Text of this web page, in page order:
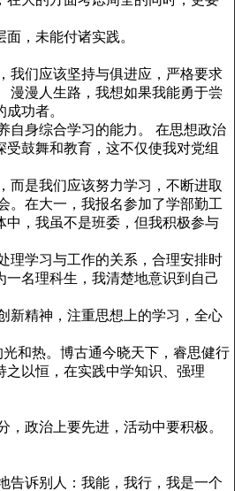
，未能付诸实践。
们应该坚持与俱进应，严格要求
漫漫人生路，我想如果我能勇于尝
功者。
身综合学习的能力。 在思想政治
鼓舞和教育，这不仅使我对党组
是我们应该努力学习，不断进取
。在大一，我报名参加了学部勤工
，我虽不是班委，但我积极参与
学习与工作的关系，合理安排时
名理科生，我清楚地意识到自己
精神，注重思想上的学习，全心
和热。博古通今晓天下，睿思健行
以恒，在实践中学知识、强理
政治上要先进，活动中要积极。
诉别人：我能，我行，我是一个